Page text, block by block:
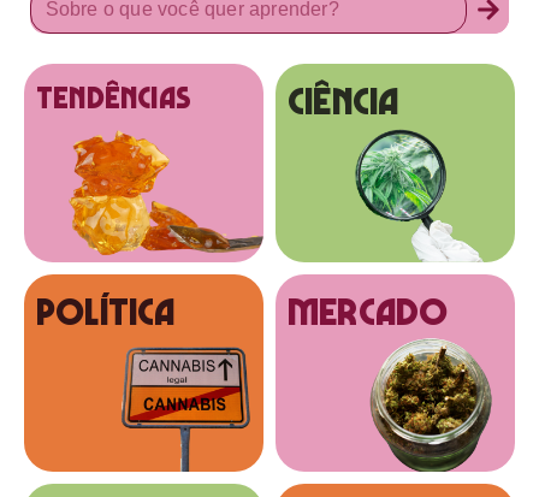
tendências Ciência
Política MERCADO